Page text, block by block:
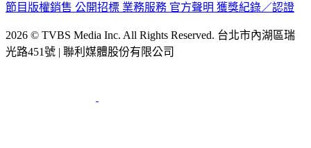
節目版權銷售 公開招標 業務服務 官方聲明 獲獎紀錄／認證
2026 © TVBS Media Inc. All Rights Reserved. 台北市內湖區瑞
光路451號 | 聯利媒體股份有限公司